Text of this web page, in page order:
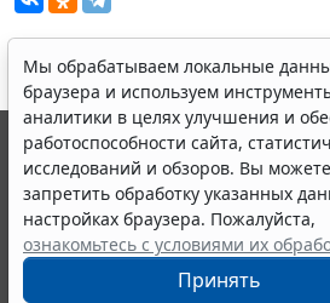
Мы обрабатываем локальные
браузера и используем
аналитики в целях улучшения и
работоспособности сайта,
исследований и обзоров. Вы можете
запретить обработку указанных
настройках браузера. Пожалуйста,
ознакомьтесь с условиями их
Принять
© ООО "НПП "ГАРАНТ-СЕРВИС", 2026.
выпускается с 1990 года. Компания
являются участниками Российской
информации ГАРАНТ.
Портал ГАРАНТ.РУ зарегистрирован
издания Федеральной службой по